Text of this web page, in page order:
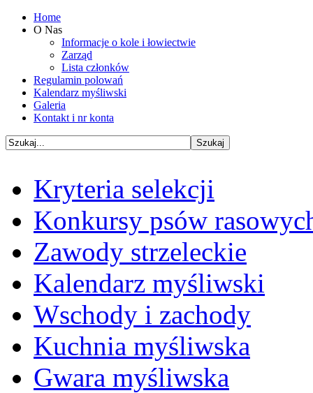
Home
O Nas
Informacje o kole i łowiectwie
Zarząd
Lista członków
Regulamin polowań
Kalendarz myśliwski
Galeria
Kontakt i nr konta
Kryteria selekcji
Konkursy psów
Zawody strzeleckie
Kalendarz myśliwski
Wschody i zachody
Kuchnia myśliwska
Gwara myśliwska